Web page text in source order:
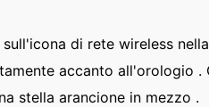
sull'icona di rete wireless
accanto all'orologio .
stella arancione in mezzo .